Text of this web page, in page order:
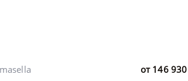
от 146 930